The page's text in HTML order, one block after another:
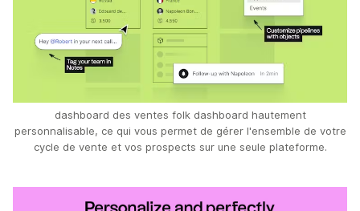
dashboard des ventes folk dashboard hautement
personnalisable, ce qui vous permet de gérer l'ensemble de votre
cycle de vente et vos prospects sur une seule plateforme.